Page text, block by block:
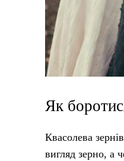
Як
Квасолева
вигляд зерно, а